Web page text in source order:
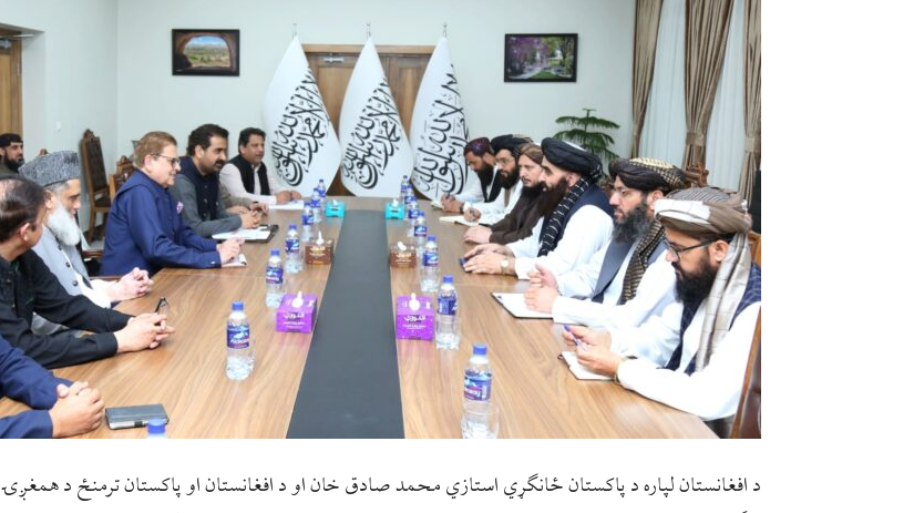
د افغانستان لپاره د پاکستان ځانګړي استازي محمد صادق خان او د افغانستان او پاکستان ترمنځ د همغږۍ